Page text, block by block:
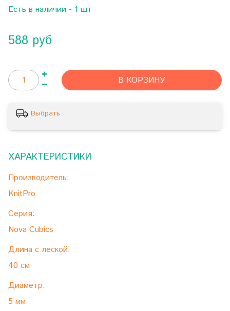
Есть в наличии - 1 шт
588 руб
В КОРЗИНУ
Выбрать
ХАРАКТЕРИСТИКИ
Производитель:
KnitPro
Серия:
Nova Cubics
Длина с леской:
40 см
Диаметр:
5 мм